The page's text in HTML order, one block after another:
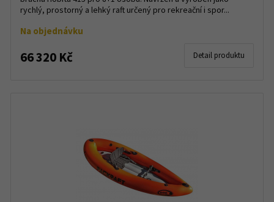
rychlý, prostorný a lehký raft určený pro rekreační i spor...
Na objednávku
66 320 Kč Detail produktu